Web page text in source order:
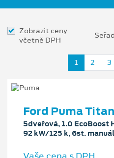
Zobrazit ceny
včetně DPH
1 2 3
Ford Puma
5dveřová, 1.0 EcoBoost
92 kW/125 k, 6st.